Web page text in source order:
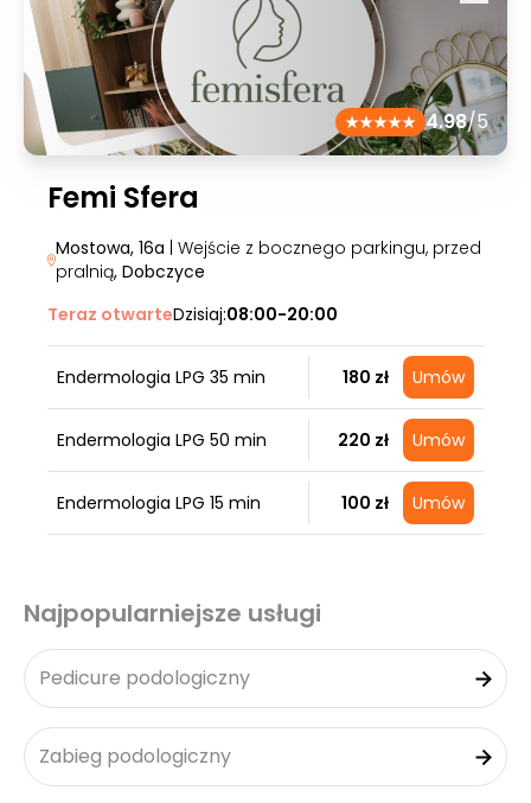
4.98/5
Femi Sfera
Mostowa, 16a | Wejście z bocznego parkingu, przed
pralnią, Dobczyce
Teraz otwarteDzisiaj:08:00-20:00
Endermologia LPG 35 min 180 zł Umów
Endermologia LPG 50 min 220 zł Umów
Endermologia LPG 15 min 100 zł Umów
Najpopularniejsze usługi
Pedicure podologiczny
Zabieg podologiczny